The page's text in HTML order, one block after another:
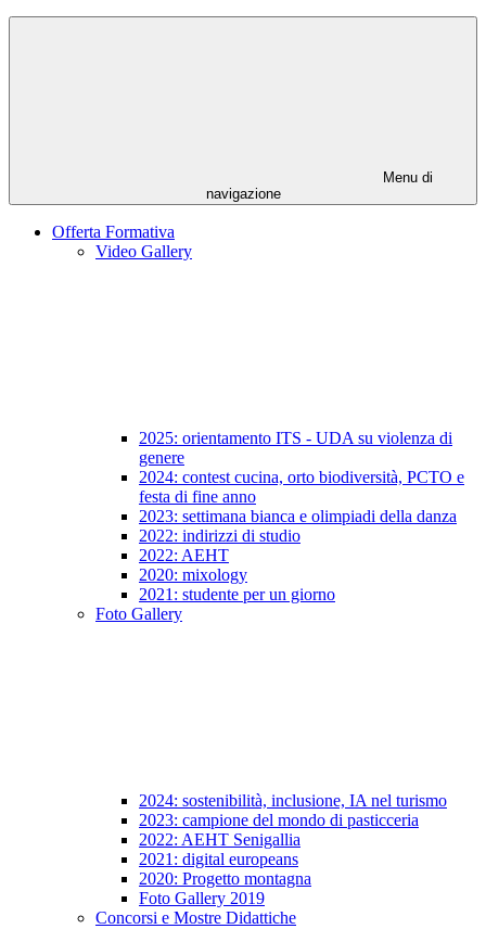
Menu di
navigazione
Offerta Formativa
Video Gallery
2025: orientamento ITS - UDA su violenza di
genere
2024: contest cucina, orto biodiversità, PCTO e
festa di fine anno
2023: settimana bianca e olimpiadi della danza
2022: indirizzi di studio
2022: AEHT
2020: mixology
2021: studente per un giorno
Foto Gallery
2024: sostenibilità, inclusione, IA nel turismo
2023: campione del mondo di pasticceria
2022: AEHT Senigallia
2021: digital europeans
2020: Progetto montagna
Foto Gallery 2019
Concorsi e Mostre Didattiche